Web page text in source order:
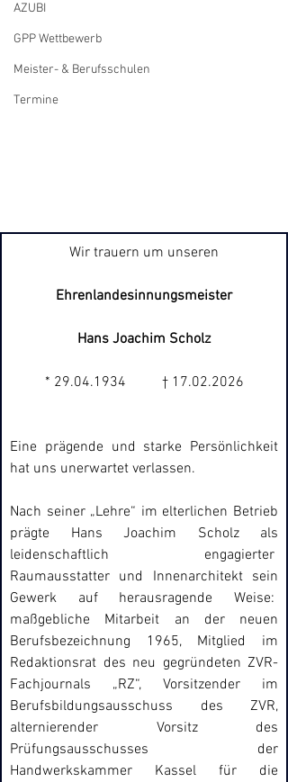
AZUBI
GPP Wettbewerb
Meister- & Berufsschulen
Termine
Wir trauern um unseren
Ehrenlandesinnungsmeister
Hans Joachim Scholz
* 29.04.1934          † 17.02.2026
Eine prägende und starke Persönlichkeit
hat uns unerwartet verlassen.
Nach seiner „Lehre“ im elterlichen Betrieb
prägte Hans Joachim Scholz als
leidenschaftlich engagierter
Raumausstatter und Innenarchitekt sein
Gewerk auf herausragende Weise:
maßgebliche Mitarbeit an der neuen
Berufsbezeichnung 1965, Mitglied im
Redaktionsrat des neu gegründeten ZVR-
Fachjournals „RZ“, Vorsitzender im
Berufsbildungsausschuss des ZVR,
alternierender Vorsitz des
Prüfungsausschusses der
Handwerkskammer Kassel für die